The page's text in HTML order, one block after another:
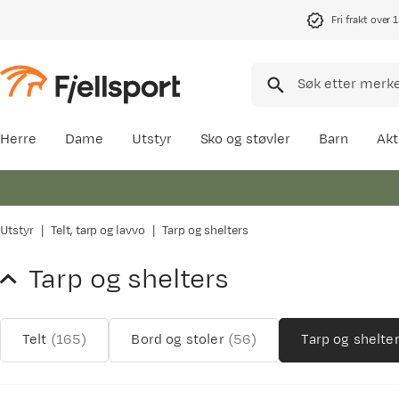
Fri frakt over
Herre Dame Utstyr Sko og støvler Barn
Utstyr Telt, tarp og lavvo Tarp og shelters
Tarp og shelters
Telt (165) Bord og stoler (56) Tarp og